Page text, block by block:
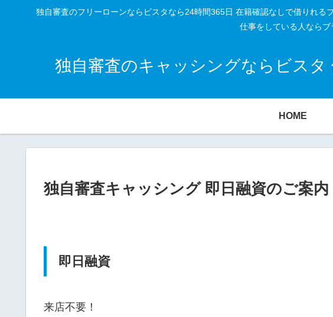
独自審査のフリーローンならビスタなら24時間365日 在籍確認なしで借りれ
仕事をしている人なら
独自審査のキャッシングならビス
HOME
独自審査キャッシング 即日融資のご案内
即日融資
来店不要！